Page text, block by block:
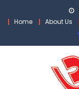
Home
About Us